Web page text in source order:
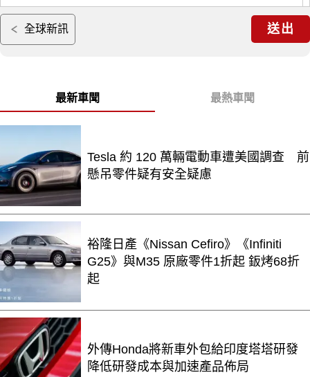
全球新訊 送出
最新車聞 最熱車聞
Tesla 約 120 萬輛電動車遭美國調查 前
懸吊零件疑有安全疑慮
裕隆日產《Nissan Cefiro》《Infiniti
G25》與M35 原廠零件1折起 鈑烤68折
起
外傳Honda將新車外包給印度塔塔研發
降低研發成本與加速產品佈局